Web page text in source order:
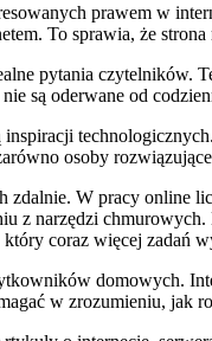
prawem w
To sprawia, że
pytania
są oderwane od
osoby
zdalnie. W pracy
z narzędzi
coraz więcej zadań
domowych.
w zrozumieniu, jak